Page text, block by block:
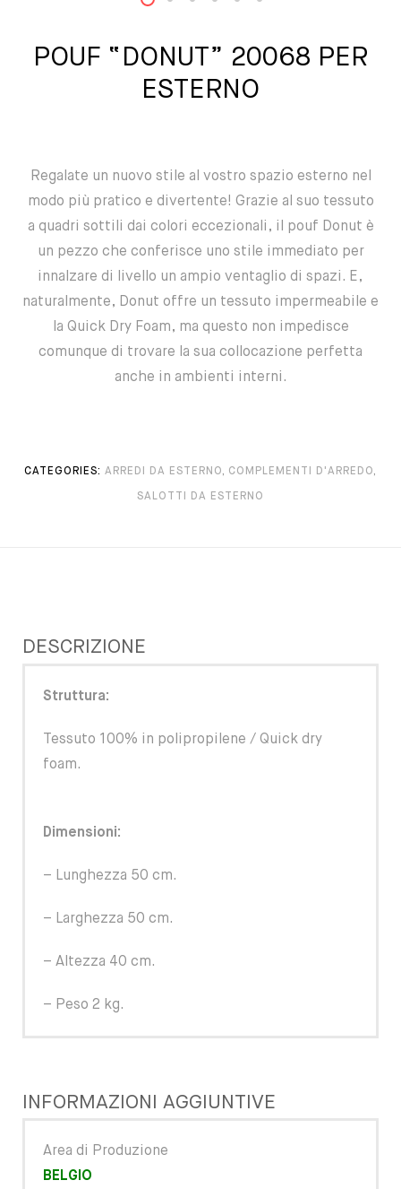
POUF “DONUT” 20068 PER
ESTERNO
Regalate un nuovo stile al vostro spazio esterno nel
modo più pratico e divertente! Grazie al suo tessuto
a quadri sottili dai colori eccezionali, il pouf Donut è
un pezzo che conferisce uno stile immediato per
innalzare di livello un ampio ventaglio di spazi. E,
naturalmente, Donut offre un tessuto impermeabile e
la Quick Dry Foam, ma questo non impedisce
comunque di trovare la sua collocazione perfetta
anche in ambienti interni.
CATEGORIES: ARREDI DA ESTERNO, COMPLEMENTI D'ARREDO,
SALOTTI DA ESTERNO
DESCRIZIONE
Struttura:
Tessuto 100% in polipropilene / Quick dry
foam.
Dimensioni:
– Lunghezza 50 cm.
– Larghezza 50 cm.
– Altezza 40 cm.
– Peso 2 kg.
INFORMAZIONI AGGIUNTIVE
Area di Produzione
BELGIO